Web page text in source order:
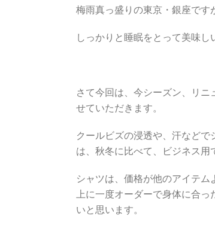
梅雨真っ盛りの東京・銀座で
しっかりと睡眠をとって美味し
さて今回は、今シーズン、リ
せていただきます。
クールビズの浸透や、汗など
は、秋冬に比べて、ビジネス用
シャツは、価格が他のアイテ
上に一度オーダーで身体に合
いと思います。